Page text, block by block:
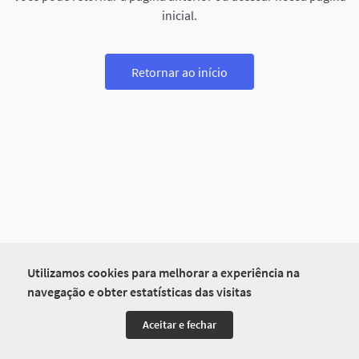
Utilizamos cookies para melhorar a experiência na
navegação e obter estatísticas das visitas
Aceitar e fechar
inicial.
Retornar ao início